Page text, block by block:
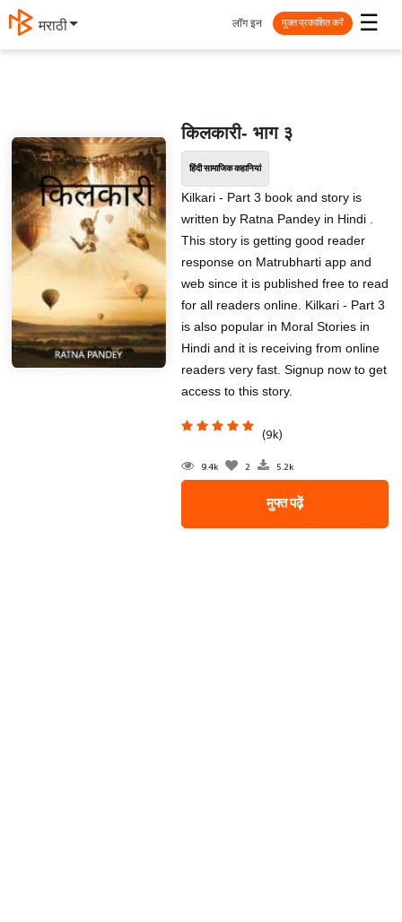
मराठी ☰
लॉग इन मुक्त प्रकाशित करें
किलकारी- भाग ३
हिंदी सामाजिक कहानियां
Kilkari - Part 3 book and story is
written by Ratna Pandey in Hindi .
This story is getting good reader
response on Matrubharti app and
web since it is published free to read
for all readers online. Kilkari - Part 3
is also popular in Moral Stories in
Hindi and it is receiving from online
readers very fast. Signup now to get
access to this story.
(9k)
9.4k 2 5.2k
मुफ्त पढ़ें